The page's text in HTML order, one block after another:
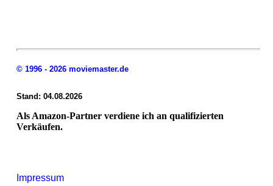
© 1996 - 2026 moviemaster.de
Stand: 04.08.2026
Als Amazon-Partner verdiene ich an qualifizierten
Verkäufen.
Impressum